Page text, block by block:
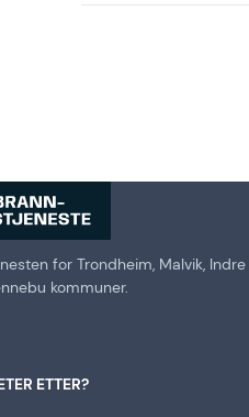
for Trondheim, Malvik, Indre
kommuner.
ETTER?